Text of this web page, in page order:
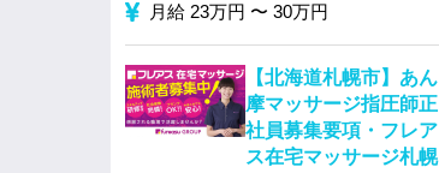
月給 23万円 〜 30万円
【北海道札幌市】あん
摩マッサージ指圧師正
社員募集要項・フレア
ス在宅マッサージ札幌